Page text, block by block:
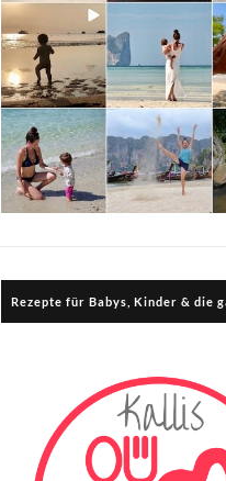
Rezepte für Babys, Kinder & die